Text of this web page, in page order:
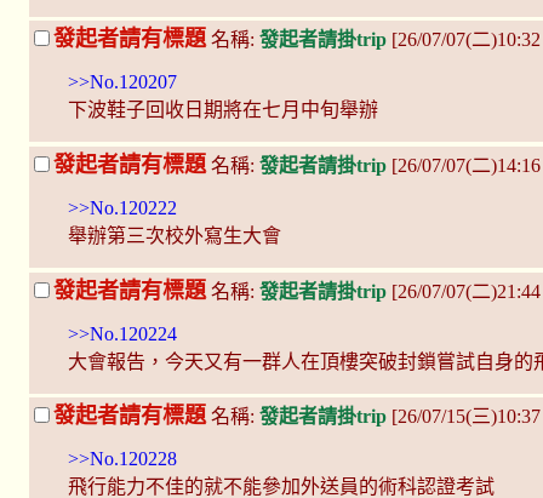
發起者請有標題 名稱: 發起者請掛trip [26/07/07(二
>>No.120207
下波鞋子回收日期將在七月中旬舉辦
發起者請有標題 名稱: 發起者請掛trip [26/07/07(二
>>No.120222
舉辦第三次校外寫生大會
發起者請有標題 名稱: 發起者請掛trip [26/07/07(二
>>No.120224
大會報告，今天又有一群人在頂樓突破封鎖嘗試自身的
發起者請有標題 名稱: 發起者請掛trip [26/07/15(三
>>No.120228
飛行能力不佳的就不能參加外送員的術科認證考試